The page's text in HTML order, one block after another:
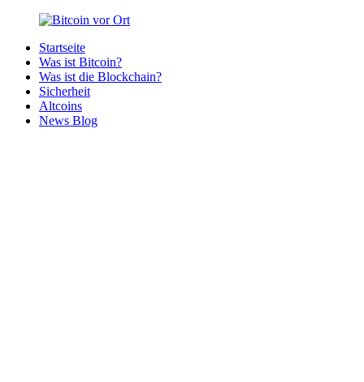
Zurück
Inhalt
Bitcoin
Bitcoins
deiner
Region
Startseite
Was ist Bitcoin?
Was ist die Blockchain?
Sicherheit
Altcoins
News Blog